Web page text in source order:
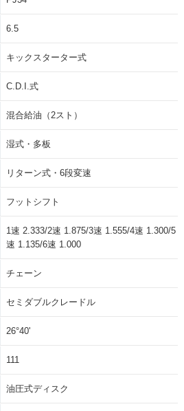
6.5
キックスターター式
C.D.I.式
混合給油（2スト）
湿式・多板
リターン式・6段変速
フットシフト
1速 2.333/2速 1.875/3速 1.555/4速 1.300/5
速 1.135/6速 1.000
チェーン
セミダブルクレードル
26°40'
111
油圧式ディスク